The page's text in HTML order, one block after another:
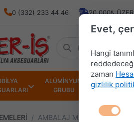
0 (332) 233 44 46 20.000₺
ALÜMİNYUM
GRUBU
HIRDAVAT
AMBALAJ MALZEMELERİ
Evet,
Hangi
zaman
gizlilik